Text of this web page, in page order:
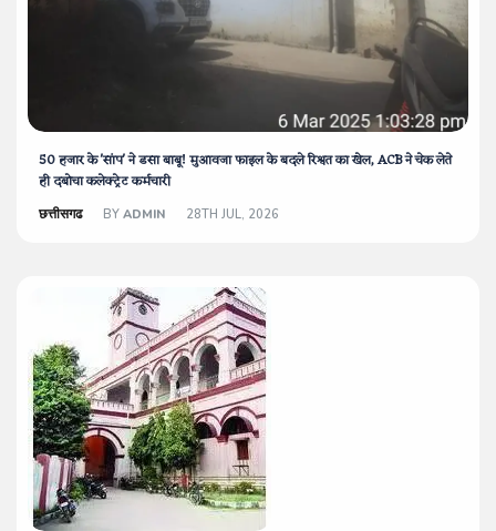
50 हजार के 'सांप' ने डसा बाबू! मुआवजा फाइल के बदले रिश्वत का खेल, ACB ने चेक लेते
ही दबोचा कलेक्ट्रेट कर्मचारी
छत्तीसगढ BY ADMIN 28TH JUL, 2026